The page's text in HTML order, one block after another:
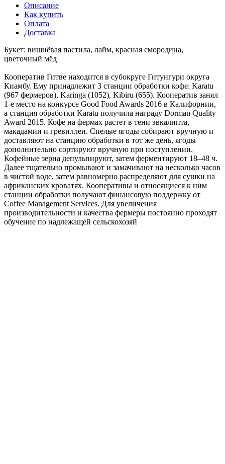
Описание
Как купить
Оплата
Доставка
Букет: вишнёвая пастила, лайм, красная смородина,
цветочный мёд
Кооператив Гитве находится в субокруге Гитунгури округа
Киамбу. Ему принадлежит 3 станции обработки кофе: Karatu
(967 фермеров), Karinga (1052), Kibiru (655). Кооператив занял
1-е место на конкурсе Good Food Awards 2016 в Калифорнии,
а станция обработки Karatu получила награду Dorman Quality
Award 2015. Кофе на фермах растет в тени эвкалипта,
макадамии и гревиллеи. Спелые ягоды собирают вручную и
доставляют на станцию обработки в тот же день, ягоды
дополнительно сортируют вручную при поступлении.
Кофейные зерна депульпируют, затем ферментируют 18–48 ч.
Далее тщательно промывают и замачивают на несколько часов
в чистой воде, затем равномерно распределяют для сушки на
африканских кроватях. Кооперативы и относящиеся к ним
станции обработки получают финансовую поддержку от
Coffee Management Services. Для увеличения
производительности и качества фермеры постоянно проходят
обучение по надлежащей сельскохозяй